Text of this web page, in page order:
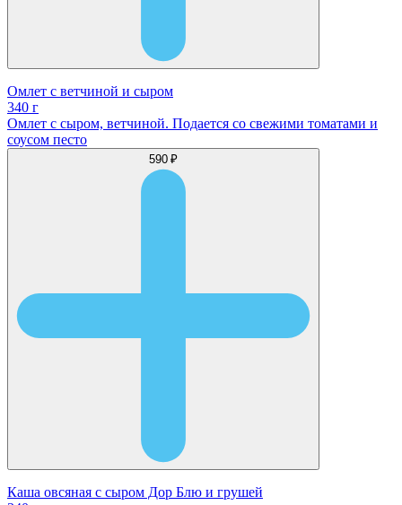
Омлет с ветчиной и сыром
340 г
Омлет с сыром, ветчиной. Подается со свежими томатами и
соусом песто
590 ₽
Каша овсяная с сыром Дор Блю и грушей